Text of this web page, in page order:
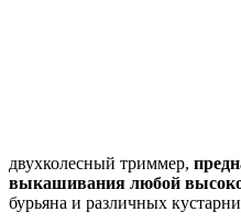
двухколесный триммер,
выкашивания любой
бурьяна и различных